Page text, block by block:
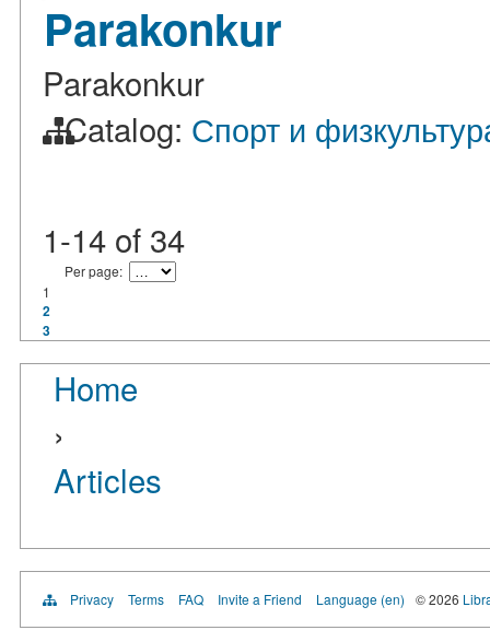
Parakonkur
Parakonkur
Catalog: Спорт и
1-14 of 34
Per page:
1
2
3
Home
›
Articles
Privacy Terms FAQ Invite a Friend Language (en) © 2026